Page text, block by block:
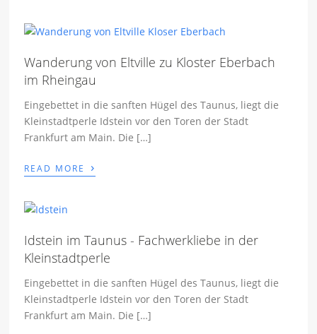
Wanderung von Eltville zu Kloster Eberbach
im Rheingau
Eingebettet in die sanften Hügel des Taunus, liegt die
Kleinstadtperle Idstein vor den Toren der Stadt
Frankfurt am Main. Die […]
READ MORE ›
Idstein im Taunus - Fachwerkliebe in der
Kleinstadtperle
Eingebettet in die sanften Hügel des Taunus, liegt die
Kleinstadtperle Idstein vor den Toren der Stadt
Frankfurt am Main. Die […]